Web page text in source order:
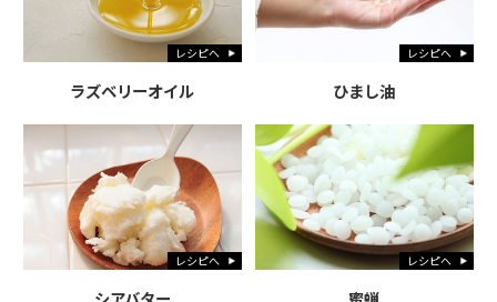
レシピへ
ラズベリーオイル
レシピへ
ひまし油
レシピへ レシピへ